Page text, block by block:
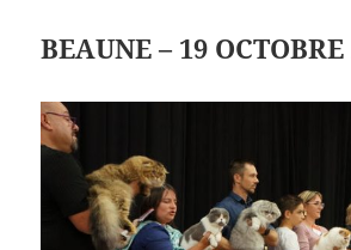
BEAUNE – 19 OCTOBRE